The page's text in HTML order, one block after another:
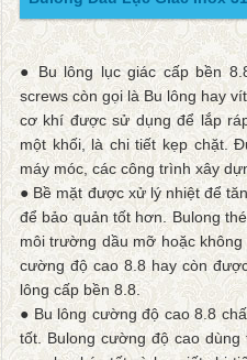
● Bu lông lục giác cấp bền
screws còn gọi là Bu lông hay
cơ khí được sử dụng để lắp
một khối, là chi tiết kẹp chặt.
máy móc, các công trình xây
● Bề mặt được xử lý nhiệt để
để bảo quản tốt hơn. Bulong
môi trường dầu mỡ hoặc
cường độ cao 8.8 hay còn
lông cấp bền 8.8.
● Bu lông cường độ cao 8.8
tốt. Bulong cường độ cao